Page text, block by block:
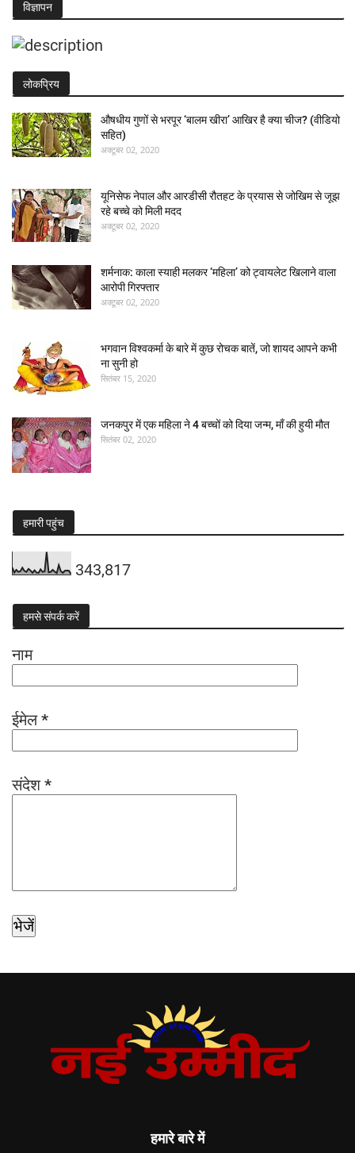
विज्ञापन
लोकप्रिय
औषधीय गुणों से भरपूर ‘बालम खीरा’ आखिर है क्या चीज? (वीडियो
सहित)
अक्टूबर 02, 2020
यूनिसेफ नेपाल और आरडीसी रौतहट के प्रयास से जोखिम से जूझ
रहे बच्चे को मिली मदद
अक्टूबर 02, 2020
शर्मनाक: काला स्याही मलकर ‘महिला’ को ट्वायलेट खिलाने वाला
आरोपी गिरफ्तार
अक्टूबर 02, 2020
भगवान विश्वकर्मा के बारे में कुछ रोचक बातें, जो शायद आपने कभी
ना सुनी हो
सितंबर 15, 2020
जनकपुर में एक महिला ने 4 बच्चों को दिया जन्म, माँ की हुयी मौत
सितंबर 02, 2020
हमारी पहुंच
343,817
हमसे संपर्क करें
नाम
ईमेल*
संदेश*
हमारे बारे में